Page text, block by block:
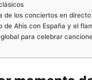
de los conciertos en directo
de Ahis con España y el
para celebrar